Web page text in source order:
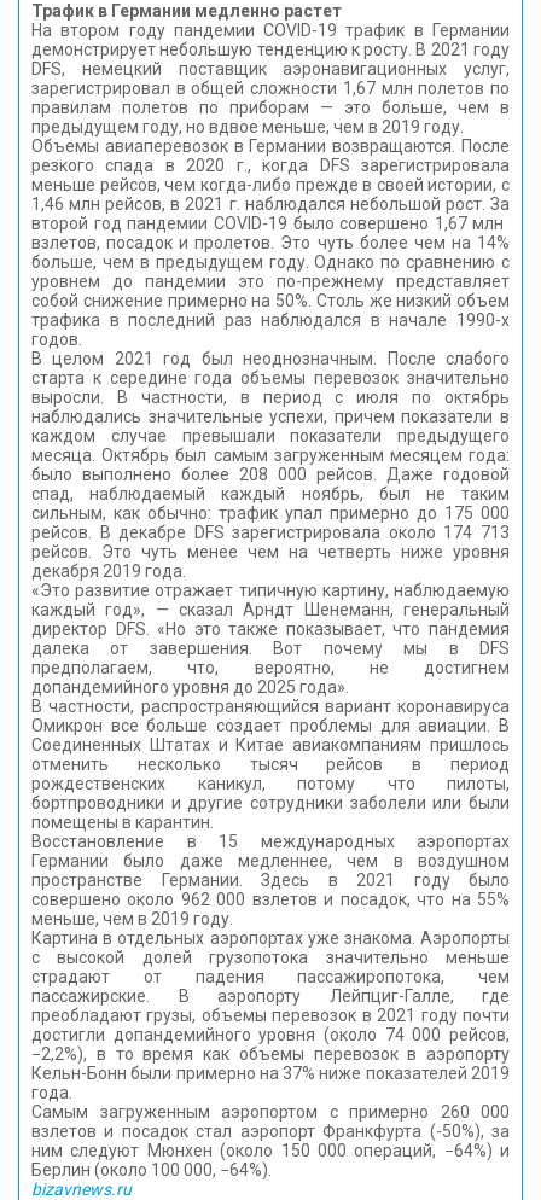
Трафик в Германии медленно растет
На втором году пандемии COVID-19 трафик в Германии
демонстрирует небольшую тенденцию к росту. В 2021 году
DFS, немецкий поставщик аэронавигационных услуг,
зарегистрировал в общей сложности 1,67 млн полетов по
правилам полетов по приборам — это больше, чем в
предыдущем году, но вдвое меньше, чем в 2019 году.
Объемы авиаперевозок в Германии возвращаются. После
резкого спада в 2020 г., когда DFS зарегистрировала
меньше рейсов, чем когда-либо прежде в своей истории, с
1,46 млн рейсов, в 2021 г. наблюдался небольшой рост. За
второй год пандемии COVID-19 было совершено 1,67 млн ​​
взлетов, посадок и пролетов. Это чуть более чем на 14%
больше, чем в предыдущем году. Однако по сравнению с
уровнем до пандемии это по-прежнему представляет
собой снижение примерно на 50%. Столь же низкий объем
трафика в последний раз наблюдался в начале 1990-х
годов.
В целом 2021 год был неоднозначным. После слабого
старта к середине года объемы перевозок значительно
выросли. В частности, в период с июля по октябрь
наблюдались значительные успехи, причем показатели в
каждом случае превышали показатели предыдущего
месяца. Октябрь был самым загруженным месяцем года:
было выполнено более 208 000 рейсов. Даже годовой
спад, наблюдаемый каждый ноябрь, был не таким
сильным, как обычно: трафик упал примерно до 175 000
рейсов. В декабре DFS зарегистрировала около 174 713
рейсов. Это чуть менее чем на четверть ниже уровня
декабря 2019 года.
«Это развитие отражает типичную картину, наблюдаемую
каждый год», — сказал Арндт Шенеманн, генеральный
директор DFS. «Но это также показывает, что пандемия
далека от завершения. Вот почему мы в DFS
предполагаем, что, вероятно, не достигнем
допандемийного уровня до 2025 года».
В частности, распространяющийся вариант коронавируса
Омикрон все больше создает проблемы для авиации. В
Соединенных Штатах и ​​Китае авиакомпаниям пришлось
отменить несколько тысяч рейсов в период
рождественских каникул, потому что пилоты,
бортпроводники и другие сотрудники заболели или были
помещены в карантин.
Восстановление в 15 международных аэропортах
Германии было даже медленнее, чем в воздушном
пространстве Германии. Здесь в 2021 году было
совершено около 962 000 взлетов и посадок, что на 55%
меньше, чем в 2019 году.
Картина в отдельных аэропортах уже знакома. Аэропорты
с высокой долей грузопотока значительно меньше
страдают от падения пассажиропотока, чем
пассажирские. В аэропорту Лейпциг-Галле, где
преобладают грузы, объемы перевозок в 2021 году почти
достигли допандемийного уровня (около 74 000 рейсов,
−2,2%), в то время как объемы перевозок в аэропорту
Кельн-Бонн были примерно на 37% ниже показателей 2019
года.
Самым загруженным аэропортом с примерно 260 000
взлетов и посадок стал аэропорт Франкфурта (-50%), за
ним следуют Мюнхен (около 150 000 операций, −64%) и
Берлин (около 100 000, −64%).
bizavnews.ru